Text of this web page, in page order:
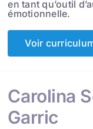
en tant qu’outil
émotionnelle.
Voir
Carolina
Garric